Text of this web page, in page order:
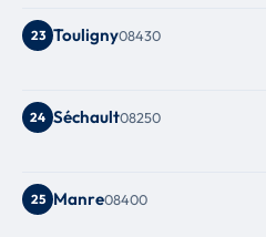
23 Touligny08430
24 Séchault08250
25 Manre08400